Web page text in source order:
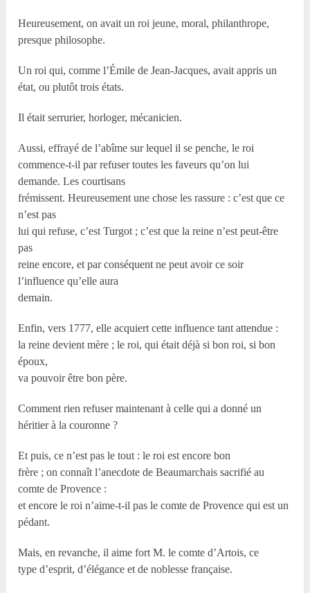
Heureusement, on avait un roi jeune, moral, philanthrope,
presque philosophe.
Un roi qui, comme l’Émile de Jean-Jacques, avait appris un
état, ou plutôt trois états.
Il était serrurier, horloger, mécanicien.
Aussi, effrayé de l’abîme sur lequel il se penche, le roi
commence-t-il par refuser toutes les faveurs qu’on lui
demande. Les courtisans
frémissent. Heureusement une chose les rassure : c’est que ce
n’est pas
lui qui refuse, c’est Turgot ; c’est que la reine n’est peut-être
pas
reine encore, et par conséquent ne peut avoir ce soir
l’influence qu’elle aura
demain.
Enfin, vers 1777, elle acquiert cette influence tant attendue :
la reine devient mère ; le roi, qui était déjà si bon roi, si bon
époux,
va pouvoir être bon père.
Comment rien refuser maintenant à celle qui a donné un
héritier à la couronne ?
Et puis, ce n’est pas le tout : le roi est encore bon
frère ; on connaît l’anecdote de Beaumarchais sacrifié au
comte de Provence :
et encore le roi n’aime-t-il pas le comte de Provence qui est un
pédant.
Mais, en revanche, il aime fort M. le comte d’Artois, ce
type d’esprit, d’élégance et de noblesse française.